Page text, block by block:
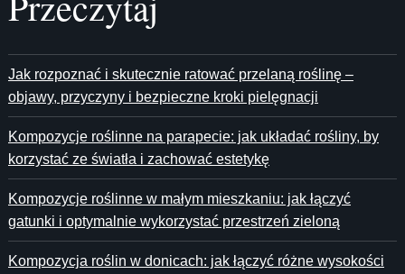
Jak rozpoznać i skutecznie ratować przelaną roślinę –
objawy, przyczyny i bezpieczne kroki pielęgnacji
Kompozycje roślinne na parapecie: jak układać rośliny, by
korzystać ze światła i zachować estetykę
Kompozycje roślinne w małym mieszkaniu: jak łączyć
gatunki i optymalnie wykorzystać przestrzeń zieloną
Kompozycja roślin w donicach: jak łączyć różne wysokości